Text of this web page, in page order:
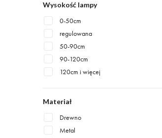
Wysokość lampy
0-50cm
regulowana
50-90cm
90-120cm
120cm i więcej
Materiał
Drewno
Metal